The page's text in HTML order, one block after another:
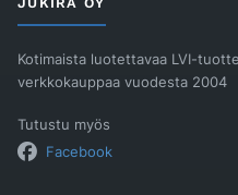
Kotimaista luotettavaa LVI-
verkkokauppaa vuodesta 2004
Tutustu myös
Facebook